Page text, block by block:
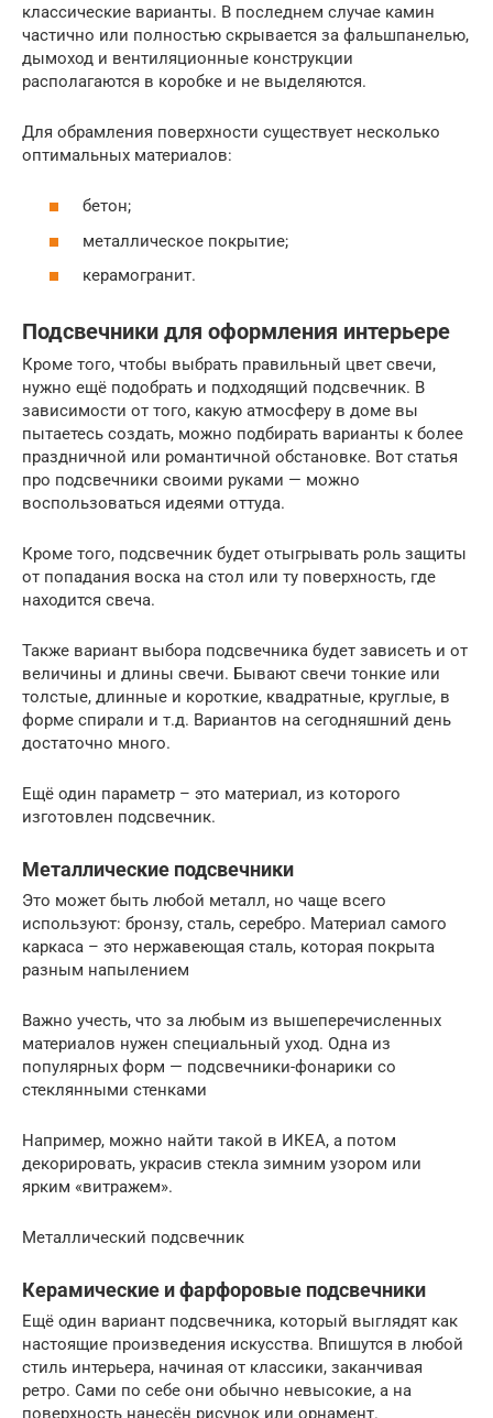
классические варианты. В последнем случае камин
частично или полностью скрывается за фальшпанелью,
дымоход и вентиляционные конструкции
располагаются в коробке и не выделяются.
Для обрамления поверхности существует несколько
оптимальных материалов:
бетон;
металлическое покрытие;
керамогранит.
Подсвечники для оформления интерьере
Кроме того, чтобы выбрать правильный цвет свечи,
нужно ещё подобрать и подходящий подсвечник. В
зависимости от того, какую атмосферу в доме вы
пытаетесь создать, можно подбирать варианты к более
праздничной или романтичной обстановке. Вот статья
про подсвечники своими руками — можно
воспользоваться идеями оттуда.
Кроме того, подсвечник будет отыгрывать роль защиты
от попадания воска на стол или ту поверхность, где
находится свеча.
Также вариант выбора подсвечника будет зависеть и от
величины и длины свечи. Бывают свечи тонкие или
толстые, длинные и короткие, квадратные, круглые, в
форме спирали и т.д. Вариантов на сегодняшний день
достаточно много.
Ещё один параметр – это материал, из которого
изготовлен подсвечник.
Металлические подсвечники
Это может быть любой металл, но чаще всего
используют: бронзу, сталь, серебро. Материал самого
каркаса – это нержавеющая сталь, которая покрыта
разным напылением
Важно учесть, что за любым из вышеперечисленных
материалов нужен специальный уход. Одна из
популярных форм — подсвечники-фонарики со
стеклянными стенками
Например, можно найти такой в ИКЕА, а потом
декорировать, украсив стекла зимним узором или
ярким «витражем».
Металлический подсвечник
Керамические и фарфоровые подсвечники
Ещё один вариант подсвечника, который выглядят как
настоящие произведения искусства. Впишутся в любой
стиль интерьера, начиная от классики, заканчивая
ретро. Сами по себе они обычно невысокие, а на
поверхность нанесён рисунок или орнамент.